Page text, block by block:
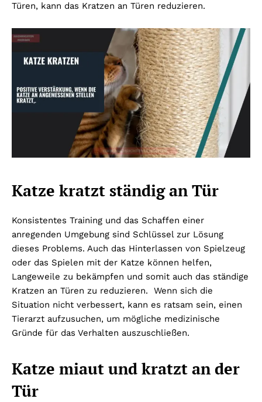
Türen, kann das Kratzen an Türen reduzieren.
Katze kratzt ständig an Tür
Konsistentes Training und das Schaffen einer
anregenden Umgebung sind Schlüssel zur Lösung
dieses Problems. Auch das Hinterlassen von Spielzeug
oder das Spielen mit der Katze können helfen,
Langeweile zu bekämpfen und somit auch das ständige
Kratzen an Türen zu reduzieren. Wenn sich die
Situation nicht verbessert, kann es ratsam sein, einen
Tierarzt aufzusuchen, um mögliche medizinische
Gründe für das Verhalten auszuschließen.
Katze miaut und kratzt an der
Tür